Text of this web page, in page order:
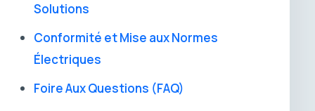
Solutions
Conformité et Mise aux Normes
Électriques
Foire Aux Questions (FAQ)